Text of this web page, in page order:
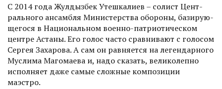
С 2014 года Жулдызбек Утешкалиев – солист Цент­
рального ансамбля Министерства обороны, базирую­
щегося в Национальном военно-патриотическом
центре Астаны. Его голос часто сравнивают с голосом
Сергея Захарова. А сам он равняется на легендарного
Муслима Магомаева и, надо сказать, великолепно
исполняет даже самые сложные композиции
маэстро.